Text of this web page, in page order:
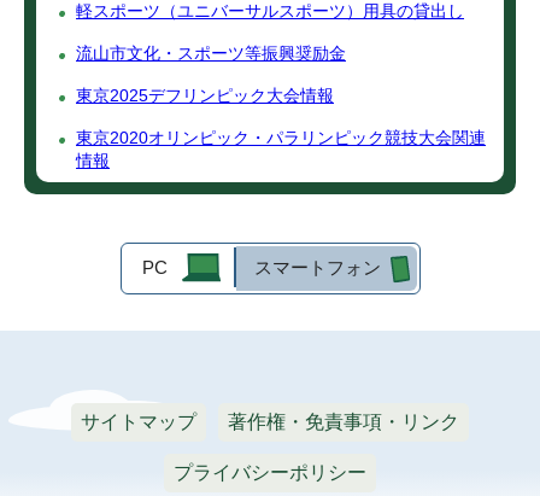
軽スポーツ（ユニバーサルスポーツ）用具の貸出し
流山市文化・スポーツ等振興奨励金
東京2025デフリンピック大会情報
東京2020オリンピック・パラリンピック競技大会関連
情報
PC スマートフォン
サイトマップ 著作権・免責事項・リンク
プライバシーポリシー